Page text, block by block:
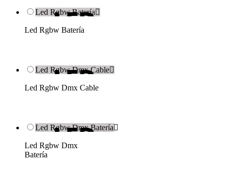
Led Rgbw Batería
Led Rgbw Batería
Led Rgbw Dmx Cable
Led Rgbw Dmx Cable
Led Rgbw Dmx Batería
Led Rgbw Dmx
Batería